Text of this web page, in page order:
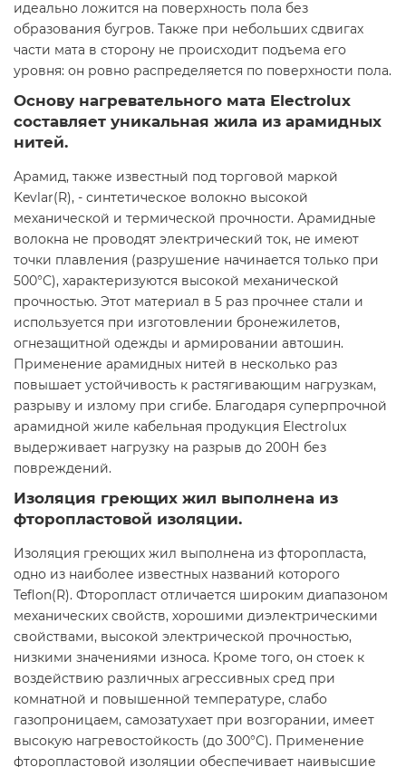
идеально ложится на поверхность пола без
образования бугров. Также при небольших сдвигах
части мата в сторону не происходит подъема его
уровня: он ровно распределяется по поверхности пола.
Основу нагревательного мата Electrolux
составляет уникальная жила из арамидных
нитей.
Арамид, также известный под торговой маркой
Kevlar(R), - синтетическое волокно высокой
механической и термической прочности. Арамидные
волокна не проводят электрический ток, не имеют
точки плавления (разрушение начинается только при
500°С), характеризуются высокой механической
прочностью. Этот материал в 5 раз прочнее стали и
используется при изготовлении бронежилетов,
огнезащитной одежды и армировании автошин.
Применение арамидных нитей в несколько раз
повышает устойчивость к растягивающим нагрузкам,
разрыву и излому при сгибе. Благодаря суперпрочной
арамидной жиле кабельная продукция Electrolux
выдерживает нагрузку на разрыв до 200Н без
повреждений.
Изоляция греющих жил выполнена из
фторопластовой изоляции.
Изоляция греющих жил выполнена из фторопласта,
одно из наиболее известных названий которого
Teflon(R). Фторопласт отличается широким диапазоном
механических свойств, хорошими диэлектрическими
свойствами, высокой электрической прочностью,
низкими значениями износа. Кроме того, он стоек к
воздействию различных агрессивных сред при
комнатной и повышенной температуре, слабо
газопроницаем, самозатухает при возгорании, имеет
высокую нагревостойкость (до 300°С). Применение
фторопластовой изоляции обеспечивает наивысшие